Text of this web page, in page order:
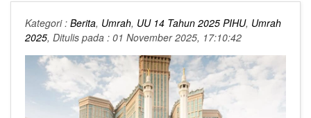
Kategori : Berita, Umrah, UU 14 Tahun 2025 PIHU, Umrah
2025, Ditulis pada : 01 November 2025, 17:10:42